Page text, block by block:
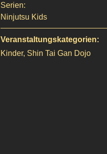
Serien:
Ninjutsu Kids
Veranstaltungskategorien:
Kinder, Shin Tai Gan Dojo